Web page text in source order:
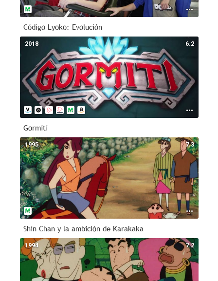
Código Lyoko: Evolución
6.2
2018
Gormiti
7.3
1995
Shin Chan y la ambición de Karakaka
7.2
1994